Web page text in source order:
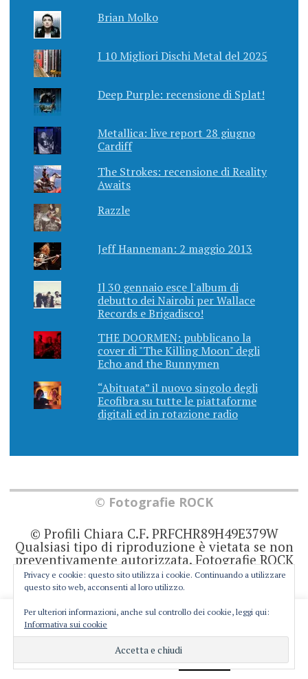
Brian Molko
I 10 Migliori Dischi Metal del 2025
Deep Purple: recensione di Splat!
Metallica: live report 28 giugno
Cardiff
The Strokes: recensione di Reality
Awaits
Razzle
Jeff Hanneman: 2 maggio 2013
Il 30 gennaio esce l'album di
debutto dei Nairobi per Wallace
Records e Brigadisco!
THE DOORMEN: pubblicano la
cover di "The Killing Moon" degli
Echo and the Bunnymen
“Abituata” il nuovo singolo degli
Ecofibra su tutte le piattaforme
digitali ed in rotazione radio
© Fotografie ROCK
© Profili Chiara C.F. PRFCHR89H49E379W
Qualsiasi tipo di riproduzione è vietata se non
preventivamente autorizzata. Fotografie ROCK
non rappresenta una testata giornalistica in
quanto viene aggiornato senza alcuna
prodotto editoriale ai sensi della legge 62 del
7/3/2001. Ogni autore è direttamente
responsabile di ciò che scrive negli articoli e
nei commenti.
Privacy e Cookie
This website uses cookies to improve your experience. We'll
assume you're ok with this, but you can opt-out if you wish.
Privacy e cookie: questo sito utilizza i cookie. Continuando a utilizzare
questo sito web, acconsenti al loro utilizzo.
Per ulteriori informazioni, anche sul controllo dei cookie, leggi qui:
Informativa sui cookie